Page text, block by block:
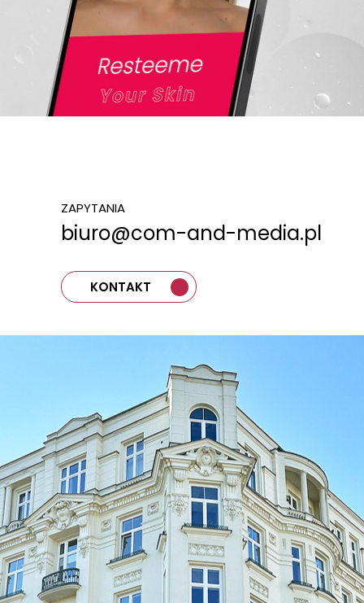
ZAPYTANIA
biuro@com-and-media.pl
KONTAKT